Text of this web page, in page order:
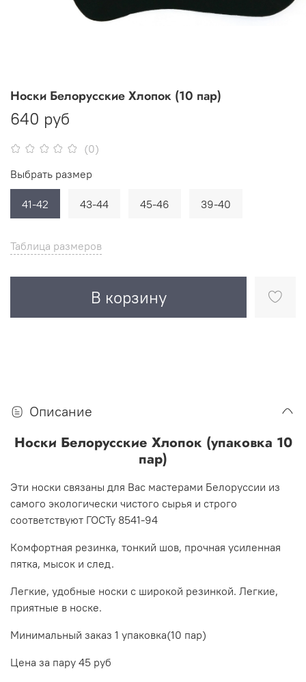
(0)
Носки Белорусские Хлопок (10 пар)
640 руб
Таблица размеров
В корзину
Выбрать размер
41-42 43-44 45-46 39-40
Описание
Носки Белорусские Хлопок (упаковка 10
пар)
Эти носки связаны для Вас мастерами Белоруссии из
самого экологически чистого сырья и строго
соответствуют ГОСТу 8541-94
Комфортная резинка, тонкий шов, прочная усиленная
пятка, мысок и след.
Легкие, удобные носки с широкой резинкой. Легкие,
приятные в носке.
Минимальный заказ 1 упаковка(10 пар)
Цена за пару 45 руб